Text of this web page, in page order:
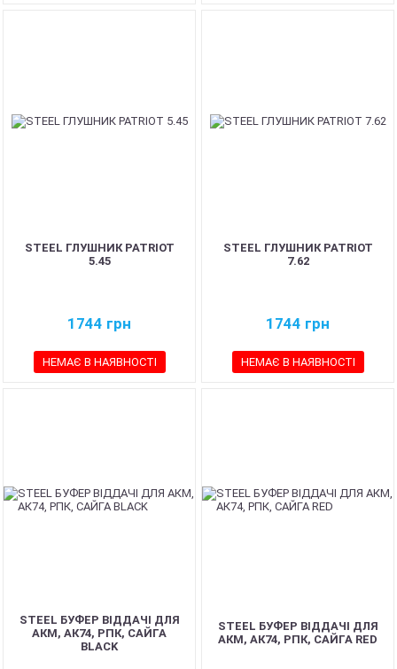
STEEL ГЛУШНИК PATRIOT
5.45
1744 грн
НЕМАЄ В НАЯВНОСТІ
STEEL ГЛУШНИК PATRIOT
7.62
1744 грн
НЕМАЄ В НАЯВНОСТІ
STEEL БУФЕР ВІДДАЧІ ДЛЯ
АКМ, АК74, РПК, САЙГА
BLACK
STEEL БУФЕР ВІДДАЧІ ДЛЯ
АКМ, АК74, РПК, САЙГА RED